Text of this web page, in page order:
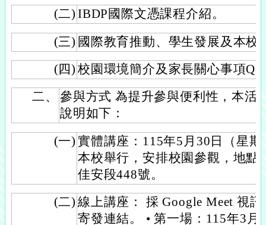
(二) IBDP國際文憑課程介紹。
(三) 國際教育推動、學生發展及本校
(四) 校園環境簡介及家長關心事項
二、
參與方式 為提升參與便利性，本活
說明如下：
(一) 實體講座：115年5月30日（星
本校舉行，安排校園參觀，地點
佳安段448號。
(二) 線上講座： 採 Google Meet 視
寄發連結。 • 第一場：115年3